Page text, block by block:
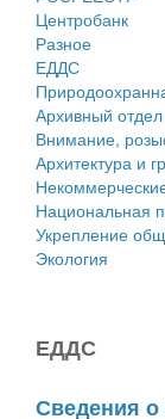
Городское
Сельские
Центробанк
Разное
ЕДДС
Архивный отдел
Внимание,
Архитектура и
Национальная
Укрепление
Экология
ЕДДС
Сведения